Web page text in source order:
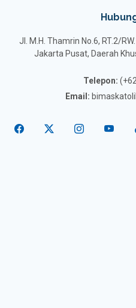
Jl. M.H. Thamrin No.6, RT.2/
Jakarta Pusat, Daerah
Telepon:
Email: